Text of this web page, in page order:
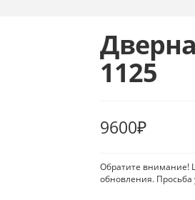
1125
9600₽
Обратите внимание!
обновления.